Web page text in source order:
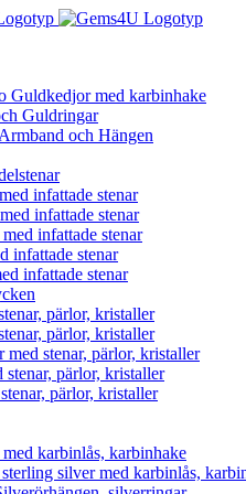
Guldkedjor med karbinhake
Guldringar
och Hängen
infattade stenar
infattade stenar
infattade stenar
infattade stenar
infattade stenar
pärlor, kristaller
pärlor, kristaller
med stenar, pärlor, kristaller
stenar, pärlor, kristaller
pärlor, kristaller
karbinlås, karbinhake
silver med karbinlås,